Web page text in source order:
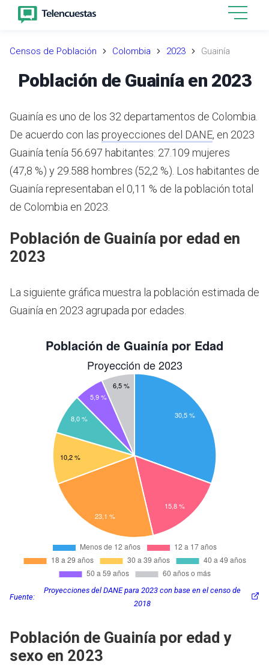
Censos de Población Colombia 2023 Guainía
Población de Guainía en 2023
Guainía es uno de los 32 departamentos de Colombia.
De acuerdo con las proyecciones del DANE, en 2023
Guainía tenía 56.697 habitantes: 27.109 mujeres
(47,8 %) y 29.588 hombres (52,2 %). Los habitantes de
Guainía representaban el 0,11 % de la población total
de Colombia en 2023.
Población de Guainía por edad en
2023
La siguiente gráfica muestra la población estimada de
Guainía en 2023 agrupada por edades.
Fuente:
Proyecciones del DANE para 2023 con base en el censo de
2018
Población de Guainía por edad y
sexo en 2023